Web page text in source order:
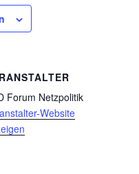
Forum Netzpolitik
Website